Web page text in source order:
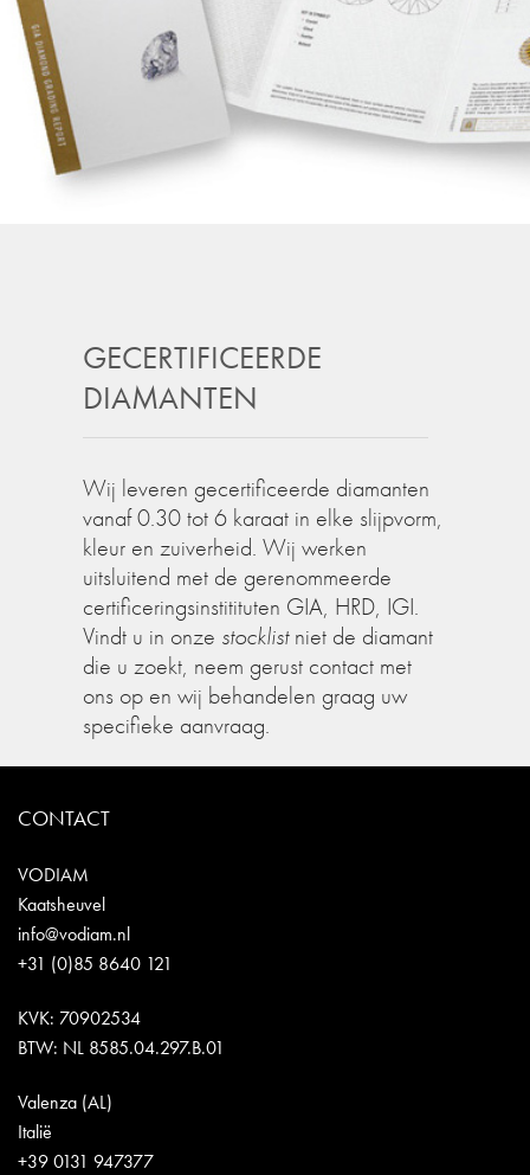
GECERTIFICEERDE
DIAMANTEN
Wij leveren gecertificeerde diamanten
vanaf 0.30 tot 6 karaat in elke slijpvorm,
kleur en zuiverheid. Wij werken
uitsluitend met de gerenommeerde
certificeringsinstitituten GIA, HRD, IGI.
Vindt u in onze stocklistniet de diamant
die u zoekt, neem gerust contact met
ons op en wij behandelen graag uw
specifieke aanvraag.
CONTACT
VODIAM
Kaatsheuvel
info@vodiam.nl
+31 (0)85 8640 121
KVK: 70902534
BTW: NL 8585.04.297.B.01
Valenza (AL)
Italië
+39 0131 947377